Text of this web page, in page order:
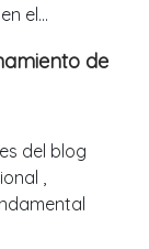
el...
de
del blog
,